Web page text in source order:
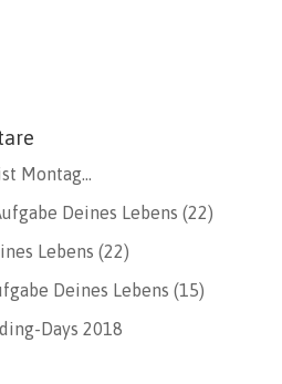
Montag…
Deines Lebens (22)
Lebens (22)
Deines Lebens (15)
Days 2018